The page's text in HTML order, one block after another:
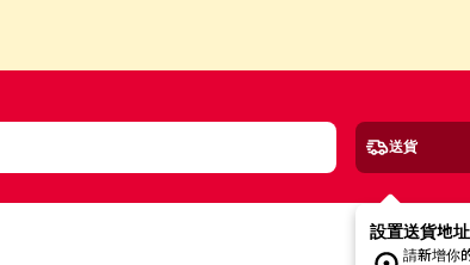
送貨
設置送貨地址
請新增你